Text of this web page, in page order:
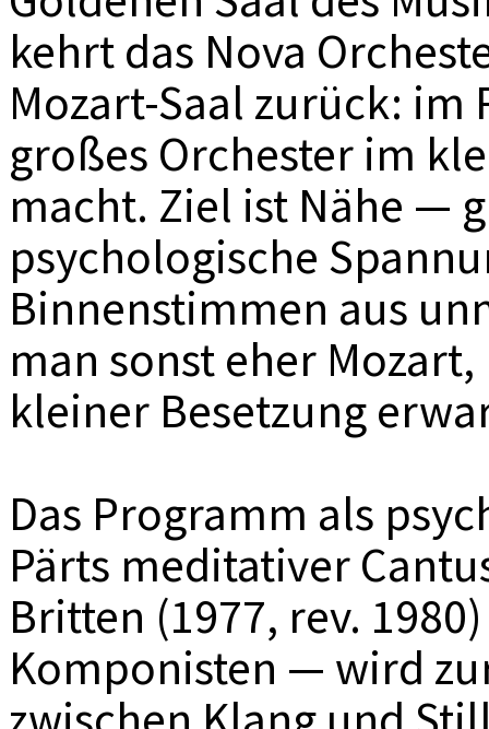
kehrt das Nova
Mozart-Saal zurück: im
großes Orchester im
macht. Ziel ist Nähe —
psychologische
Binnenstimmen aus
man sonst eher
kleiner Besetzung
Das Programm als
Pärts meditativer
Britten (1977, rev.
Komponisten — wird